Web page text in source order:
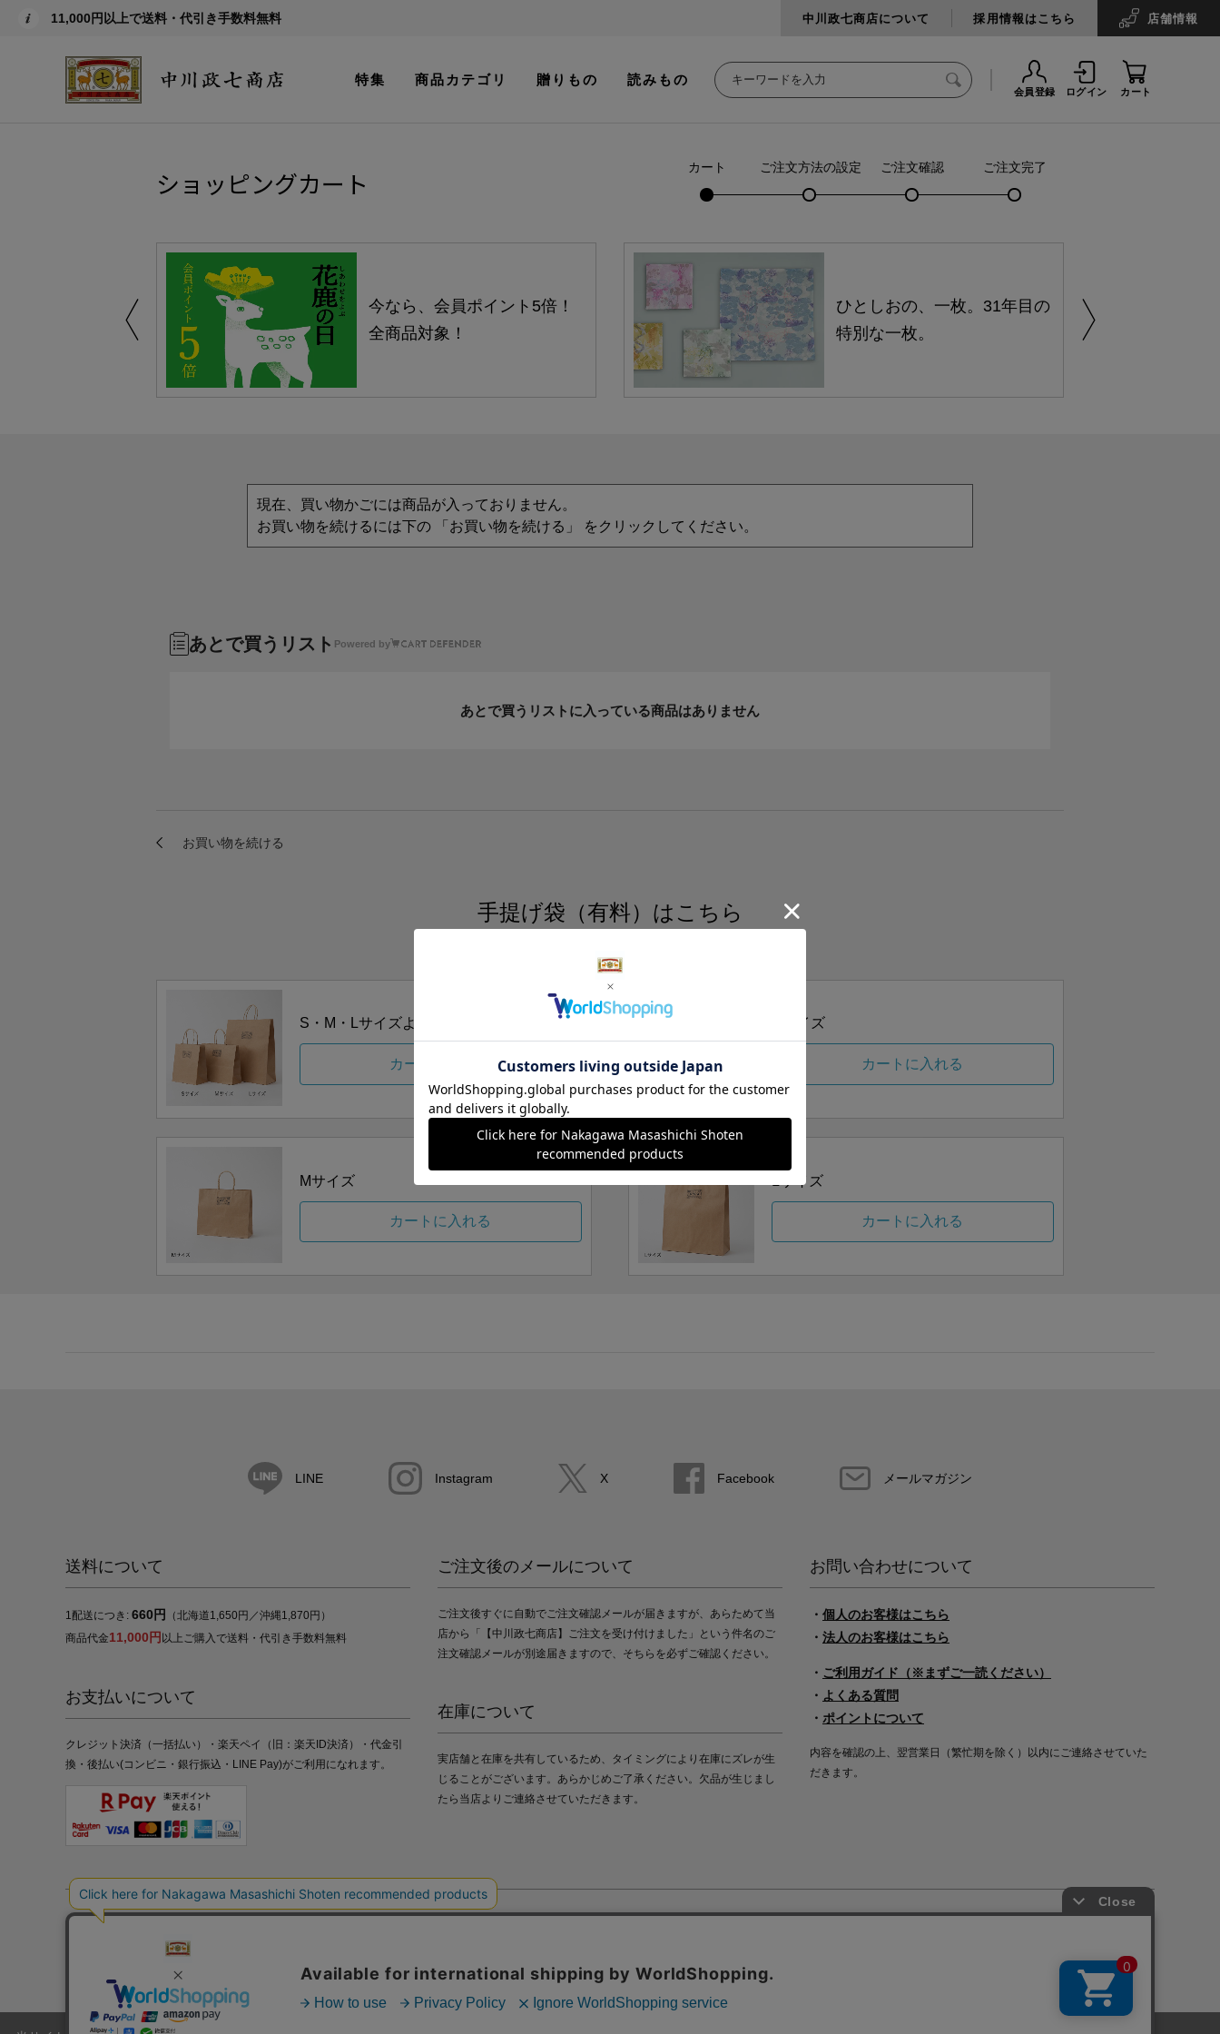
11,000円以上で送料・代引き手数料無料 中川政七商店について 採用情報はこちら 店舗情報
特集 商品カテゴリ 贈りもの 読みもの
会員登録 ログイン カート
ショッピングカート カート ご注文方法の設定 ご注文確認 ご注文完了
今なら、会員ポイント5倍！
全商品対象！
ひとしおの、一枚。31年目の
特別な一枚。
現在、買い物かごには商品が入っておりません。
お買い物を続けるには下の 「お買い物を続ける」 をクリックしてください。
あとで買うリスト Powered by
あとで買うリストに入っている商品はありません
手提げ袋（有料）はこちら
S・M・Lの3つサイズをご用意しております。
S・M・Lサイズより当店にお任せ
カートに入れる
Sサイズ
カートに入れる
Mサイズ
カートに入れる
Lサイズ
カートに入れる
LINE Instagram X Facebook メールマガジン
送料について
1配送につき: 660円
（北海道1,650円／沖縄1,870円）
商品代金11,000円 以上ご購入で送料・代引き手数料無料
お支払いについて
クレジット決済（一括払い）・楽天ペイ（旧：楽天ID決済）・代金引
換・後払い(コンビニ・銀行振込・LINE Pay)がご利用になれます。
ご注文後のメールについて
ご注文後すぐに自動でご注文確認メールが届きますが、あらためて当
店から「【中川政七商店】ご注文を受け付けました」という件名のご
注文確認メールが別途届きますので、そちらを必ずご確認ください。
在庫について
実店舗と在庫を共有しているため、タイミングにより在庫にズレが生
じることがございます。あらかじめご了承ください。欠品が生じまし
たら当店よりご連絡させていただきます。
お問い合わせについて
・ 個人のお客様はこちら
・ 法人のお客様はこちら
・ ご利用ガイド（※まずご一読ください）
・ よくある質問
・ ポイントについて
内容を確認の上、翌営業日（繁忙期を除く）以内にご連絡させていた
だきます。
プライバシーポリシー